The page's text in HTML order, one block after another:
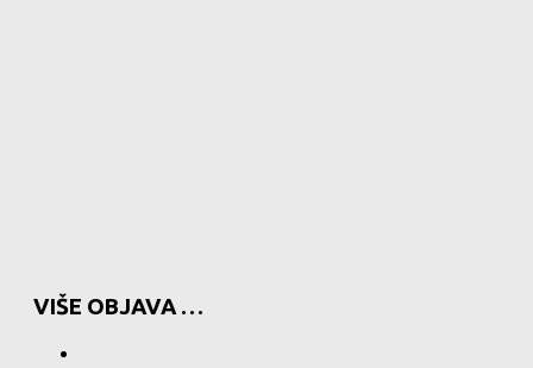
VIŠE OBJAVA …